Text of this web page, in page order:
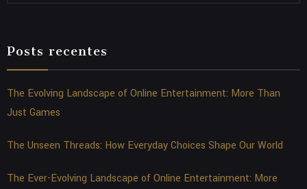
Posts recentes
The Evolving Landscape of Online Entertainment: More Than
Just Games
The Unseen Threads: How Everyday Choices Shape Our World
The Ever-Evolving Landscape of Online Entertainment: More